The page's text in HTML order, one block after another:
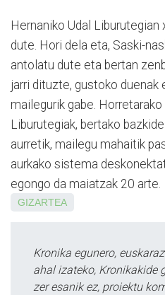
Hernaniko Udal
dute. Hori dela eta, Saski-
antolatu dute eta bertan
jarri dituzte, gustoko duenak
mailegurik gabe.
Liburutegiak, bertako
aurretik, mailegu mahaitik
aurkako sistema
egongo da maiatzak 20 arte.
GIZARTEA
Kronika egunero,
ahal izateko, Kronikakide
zer esanik ez, proiektu